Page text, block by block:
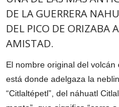
DE LA GUERRERA
DEL PICO DE ORIZABA
AMISTAD.
El nombre original del volcán
está donde adelgaza la
“Citlaltépetl”, del náhuatl